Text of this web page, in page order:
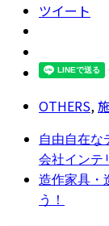
ツイート
OTHERS,
自由自在な
会社インテ
造作家具・
う！